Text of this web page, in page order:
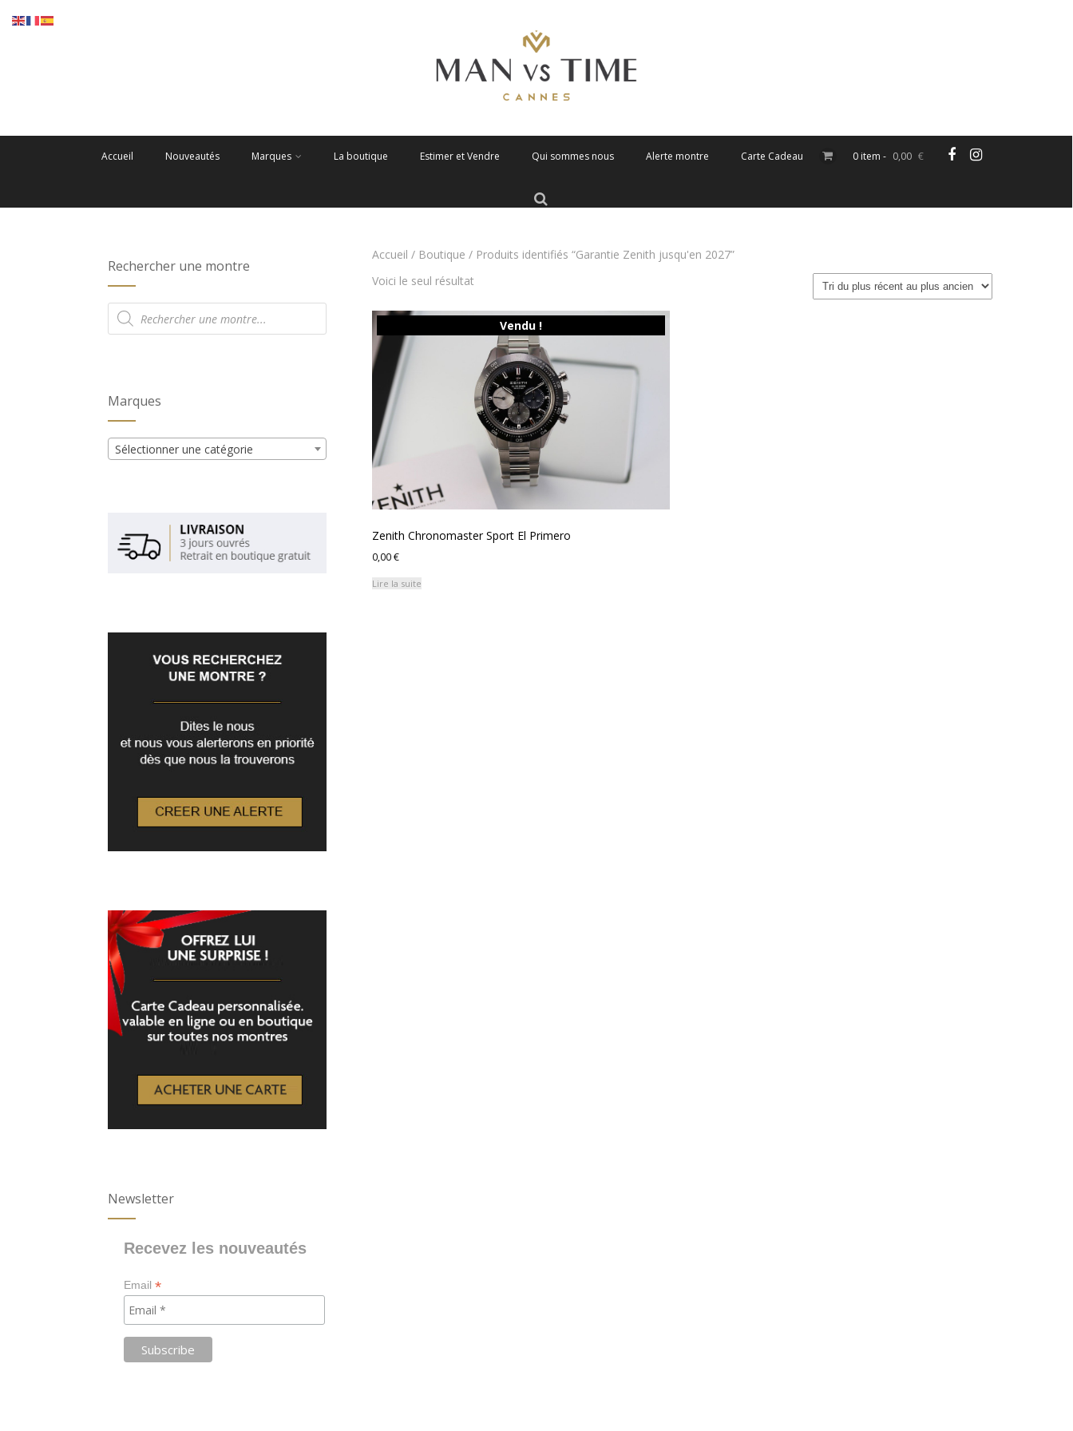
Accueil Nouveautés Marques La boutique Estimer et Vendre Qui sommes nous Alerte montre Carte Cadeau 0 item - 0,00 €
Accueil / Boutique / Produits identifiés “Garantie Zenith jusqu'en 2027”
Voici le seul résultat
Vendu !
Zenith Chronomaster Sport El Primero
0,00€
Lire la suite
Rechercher une montre
Recherche
de
produits
Marques
Sélectionner une catégorie
Newsletter
Recevez les nouveautés
Email*